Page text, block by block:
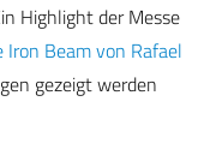
Highlight der Messe
Iron Beam von Rafael
gezeigt werden